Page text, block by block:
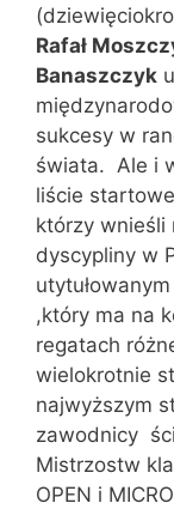
Rafał
Banaszczyk
sukcesy w
świata. Ale i
liście
którzy wnieśli
dyscypliny w
,który ma na
regatach
wielokrotnie
najwyższym
zawodnicy
Mistrzostw
OPEN i